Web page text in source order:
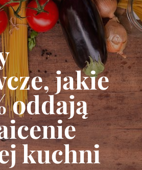
jakie
oddają
kuchni